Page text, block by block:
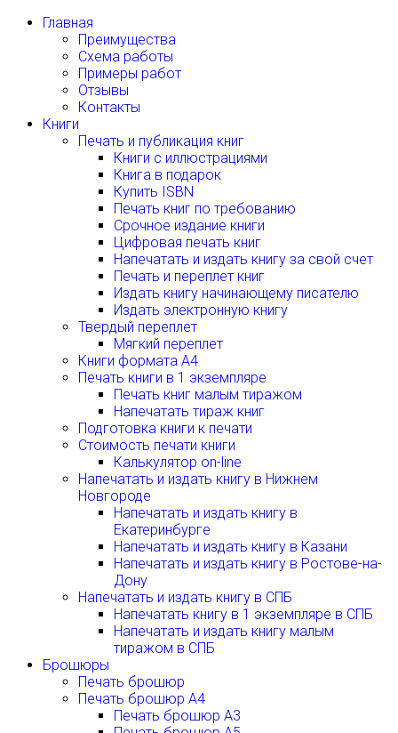
Главная
Преимущества
Схема работы
Примеры работ
Отзывы
Контакты
Книги
Печать и публикация книг
Книги с иллюстрациями
Книга в подарок
Купить ISBN
Печать книг по требованию
Срочное издание книги
Цифровая печать книг
Напечатать и издать книгу за свой счет
Печать и переплет книг
Издать книгу начинающему писателю
Издать электронную книгу
Твердый переплет
Мягкий переплет
Книги формата А4
Печать книги в 1 экземпляре
Печать книг малым тиражом
Напечатать тираж книг
Подготовка книги к печати
Стоимость печати книги
Калькулятор on-line
Напечатать и издать книгу в Нижнем
Новгороде
Напечатать и издать книгу в
Екатеринбурге
Напечатать и издать книгу в Казани
Напечатать и издать книгу в Ростове-на-
Дону
Напечатать и издать книгу в СПБ
Напечатать книгу в 1 экземпляре в СПБ
Напечатать и издать книгу малым
тиражом в СПБ
Брошюры
Печать брошюр
Печать брошюр А4
Печать брошюр А3